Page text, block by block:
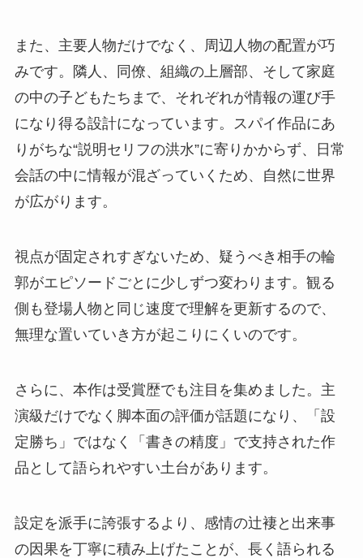
また、主要人物だけでなく、周辺人物の配置が巧
みです。隣人、同僚、組織の上層部、そして家庭
の中の子どもたちまで、それぞれが情報の運び手
になり得る設計になっています。スパイ作品にあ
りがちな“説明セリフの洪水”に寄りかからず、日常
会話の中に情報が混ざっていくため、自然に世界
が広がります。
視点が固定されすぎないため、疑うべき相手の輪
郭がエピソードごとに少しずつ変わります。観る
側も登場人物と同じ速度で理解を更新するので、
無理な置いていき方が起こりにくいのです。
さらに、本作は受賞歴でも注目を集めました。主
演級だけでなく脚本面の評価が話題になり、「設
定勝ち」ではなく「書きの精度」で支持された作
品として語られやすい土台があります。
設定を派手に誇張するより、感情の辻褄と出来事
の因果を丁寧に積み上げたことが、長く語られる